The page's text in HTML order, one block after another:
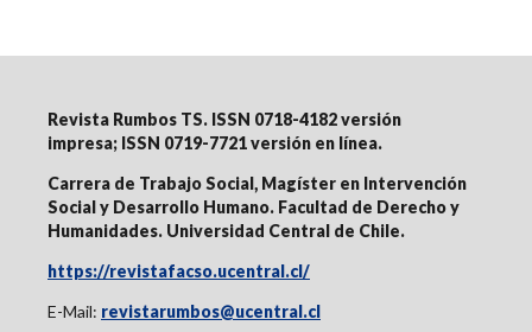
Revista Rumbos TS. ISSN 0718-4182 versión
impresa; ISSN 0719-7721 versión en línea.
Carrera de Trabajo Social, Magíster en Intervención
Social y Desarrollo Humano. Facultad de Derecho y
Humanidades. Universidad Central de Chile.
https://revistafacso.ucentral.cl/
E-Mail: revistarumbos@ucentral.cl